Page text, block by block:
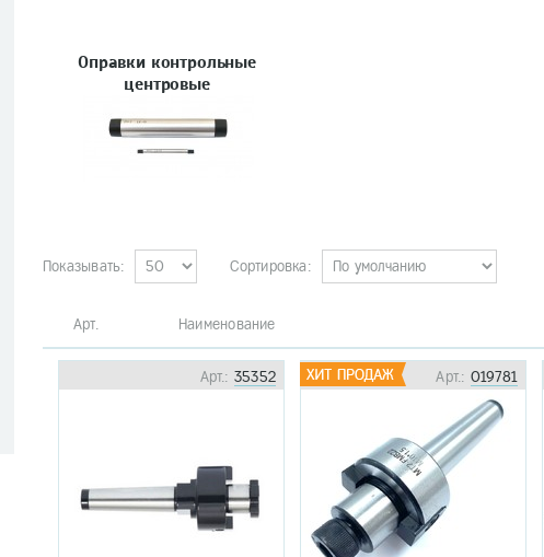
Оправки контрольные
центровые
Показывать: Сортировка:
Арт. Наименование
Арт.: 35352 Арт.: 019781